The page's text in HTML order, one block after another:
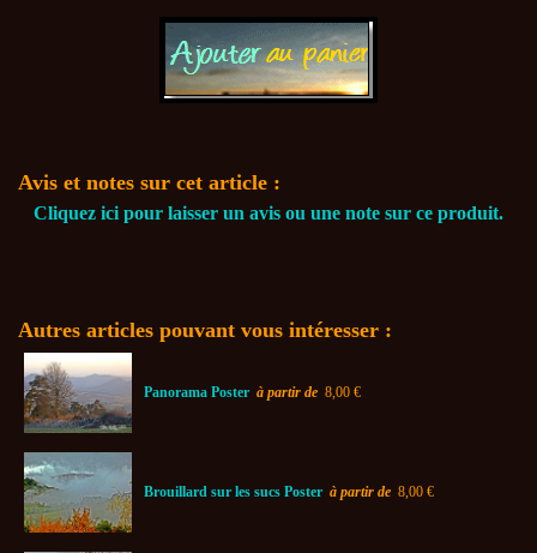
Avis et notes sur cet article :
Cliquez ici pour laisser un avis ou une note sur ce produit.
Autres articles pouvant vous intéresser :
Panorama Poster à partir de 8,00 €
Brouillard sur les sucs Poster à partir de 8,00 €